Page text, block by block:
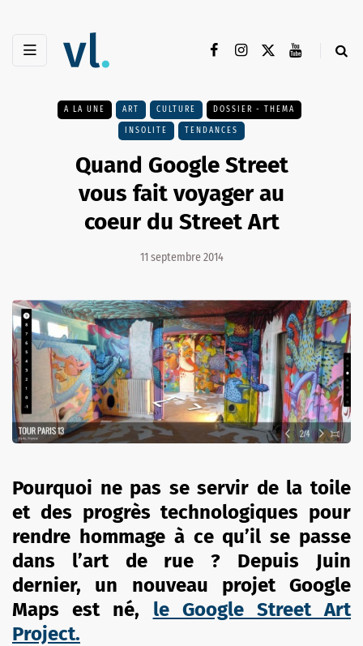
A LA UNE ART CULTURE DOSSIER - THEMA
INSOLITE TENDANCES
Quand Google Street
vous fait voyager au
coeur du Street Art
11 septembre 2014
Pourquoi ne pas se servir de la toile
et des progrès technologiques pour
rendre hommage à ce qu’il se passe
dans l’art de rue ? Depuis Juin
dernier, un nouveau projet Google
Maps est né, le Google Street Art
Project.